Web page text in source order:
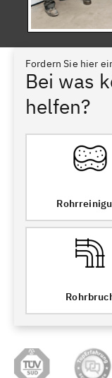
Fordern Sie hier
Bei was
helfen?